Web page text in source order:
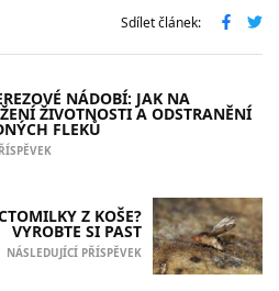
Sdílet článek:
NÁDOBÍ: JAK NA
ŽIVOTNOSTI A ODSTRANĚNÍ
FLEKŮ
Z KOŠE?
VYROBTE SI PAST
NÁSLEDUJÍCÍ PŘÍSPĚVEK